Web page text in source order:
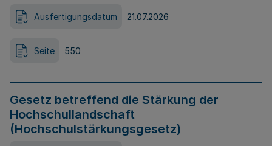
Ausfertigungsdatum 21.07.2026
Seite 550
Gesetz betreffend die Stärkung der
Hochschullandschaft
(Hochschulstärkungsgesetz)